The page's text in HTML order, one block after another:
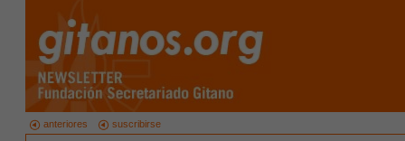
anteriores suscribirse